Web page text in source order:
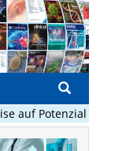
Potenzial von KI